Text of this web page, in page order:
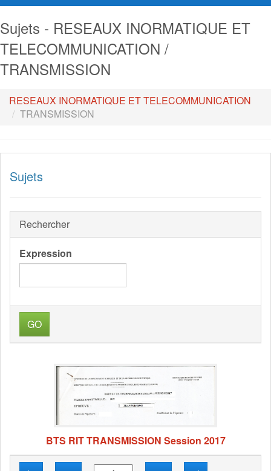
Sujets - RESEAUX INORMATIQUE ET
TELECOMMUNICATION /
TRANSMISSION
RESEAUX INORMATIQUE ET TELECOMMUNICATION
TRANSMISSION
Sujets
Rechercher
Expression
GO
BTS RIT TRANSMISSION Session 2017